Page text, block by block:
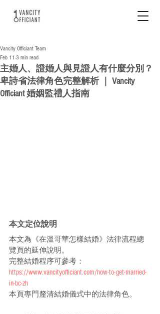
主婚人、證婚人與見證人有什麼分別？
卑詩省法律角色完整解析 ｜ Vancity
Officiant 婚姻監禮人指南
Vancity Officiant Team
Feb 11 3 min read
本文定位說明
本文為《在溫哥華怎樣結婚》法律流程總
覽頁的延伸說明。
完整結婚程序可參考：
https://www.vancityofficiant.com/how-to-get-married-
in-bc-zh
本頁專門釐清結婚儀式中的法律角色。